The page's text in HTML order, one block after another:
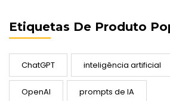
Etiquetas De Produto
ChatGPT inteligência artificial
OpenAI prompts de IA